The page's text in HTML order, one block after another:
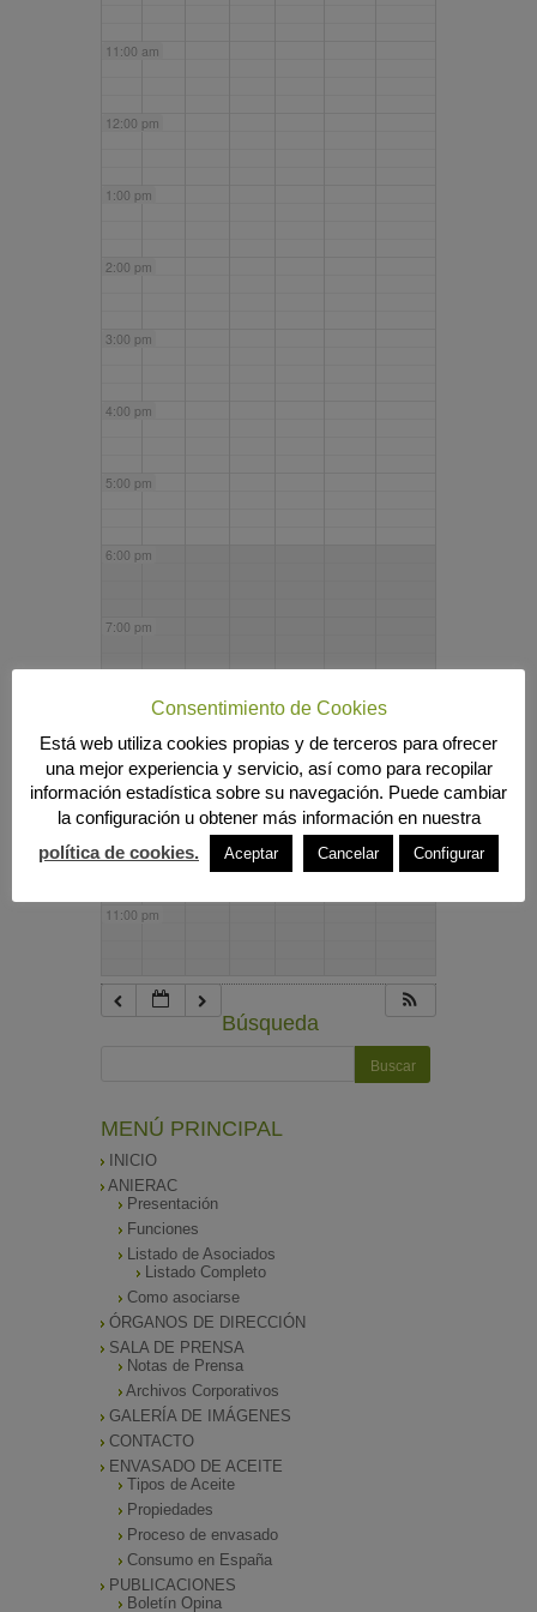
11:00 am
12:00 pm
1:00 pm
2:00 pm
3:00 pm
4:00 pm
5:00 pm
6:00 pm
7:00 pm
9:00 pm
10:00 pm
11:00 pm
Búsqueda
MENÚ PRINCIPAL
INICIO
ANIERAC
Presentación
Funciones
Listado de Asociados
Listado Completo
Como asociarse
ÓRGANOS DE DIRECCIÓN
SALA DE PRENSA
Notas de Prensa
Archivos Corporativos
GALERÍA DE IMÁGENES
CONTACTO
ENVASADO DE ACEITE
Tipos de Aceite
Propiedades
Proceso de envasado
Consumo en España
PUBLICACIONES
Boletín Opina
Consentimiento de Cookies
Está web utiliza cookies propias y de terceros para ofrecer
una mejor experiencia y servicio, así como para recopilar
información estadística sobre su navegación. Puede cambiar
la configuración u obtener más información en nuestra
política de cookies.
Aceptar Cancelar Configurar